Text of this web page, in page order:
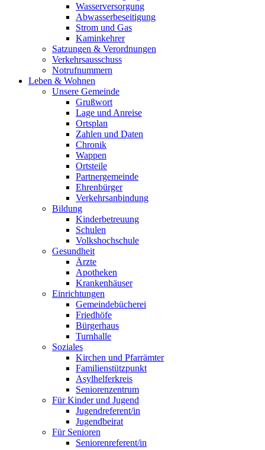
Wasserversorgung
Abwasserbeseitigung
Strom und Gas
Kaminkehrer
Satzungen & Verordnungen
Verkehrsausschuss
Notrufnummern
Leben & Wohnen
Unsere Gemeinde
Grußwort
Lage und Anreise
Ortsplan
Zahlen und Daten
Chronik
Wappen
Ortsteile
Partnergemeinde
Ehrenbürger
Verkehrsanbindung
Bildung
Kinderbetreuung
Schulen
Volkshochschule
Gesundheit
Ärzte
Apotheken
Krankenhäuser
Einrichtungen
Gemeindebücherei
Friedhöfe
Bürgerhaus
Turnhalle
Soziales
Kirchen und Pfarrämter
Familienstützpunkt
Asylhelferkreis
Seniorenzentrum
Für Kinder und Jugend
Jugendreferent/in
Jugendbeirat
Für Senioren
Seniorenreferent/in